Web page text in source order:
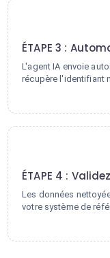
ÉTAPE 3 :
L'agent IA envoie
récupère l'identifiant
ÉTAPE 4 :
Les données
votre système de